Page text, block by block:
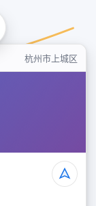
杭州市上城区